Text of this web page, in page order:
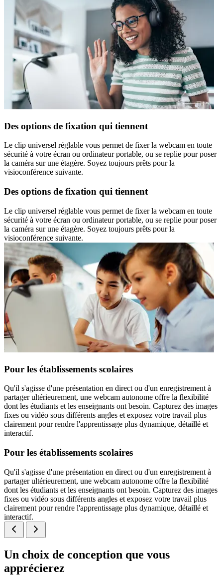
Des options de fixation qui tiennent
Le clip universel réglable vous permet de fixer la webcam en toute
sécurité à votre écran ou ordinateur portable, ou se replie pour poser
la caméra sur une étagère. Soyez toujours prêts pour la
visioconférence suivante.
Des options de fixation qui tiennent
Le clip universel réglable vous permet de fixer la webcam en toute
sécurité à votre écran ou ordinateur portable, ou se replie pour poser
la caméra sur une étagère. Soyez toujours prêts pour la
visioconférence suivante.
Pour les établissements scolaires
Qu'il s'agisse d'une présentation en direct ou d'un enregistrement à
partager ultérieurement, une webcam autonome offre la flexibilité
dont les étudiants et les enseignants ont besoin. Capturez des images
fixes ou vidéo sous différents angles et exposez votre travail plus
clairement pour rendre l'apprentissage plus dynamique, détaillé et
interactif.
Pour les établissements scolaires
Qu'il s'agisse d'une présentation en direct ou d'un enregistrement à
partager ultérieurement, une webcam autonome offre la flexibilité
dont les étudiants et les enseignants ont besoin. Capturez des images
fixes ou vidéo sous différents angles et exposez votre travail plus
clairement pour rendre l'apprentissage plus dynamique, détaillé et
interactif.
Un choix de conception que vous
apprécierez